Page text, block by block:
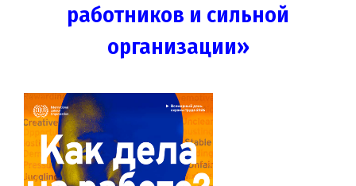
работников и сильной
организации»